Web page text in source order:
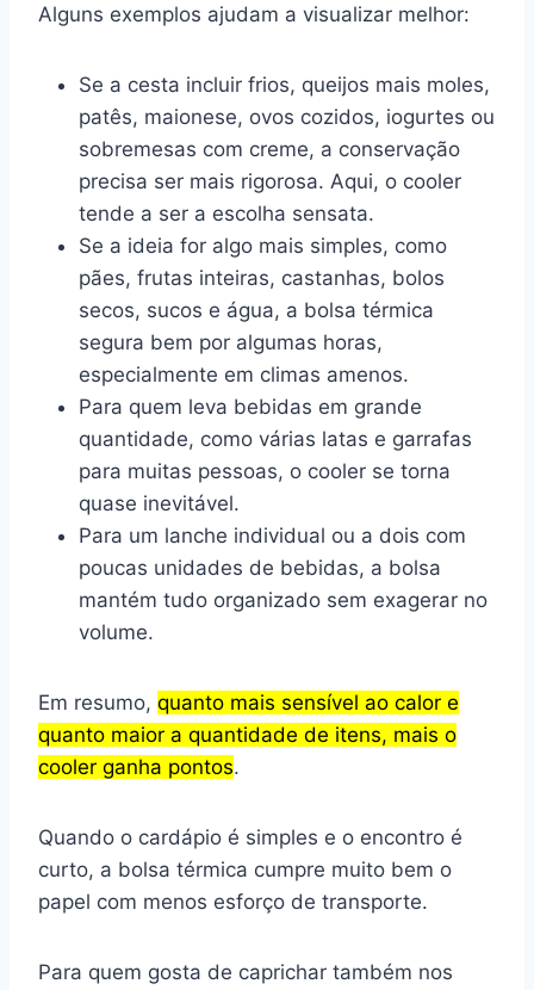
Alguns exemplos ajudam a visualizar melhor:
Se a cesta incluir frios, queijos mais moles,
patês, maionese, ovos cozidos, iogurtes ou
sobremesas com creme, a conservação
precisa ser mais rigorosa. Aqui, o cooler
tende a ser a escolha sensata.
Se a ideia for algo mais simples, como
pães, frutas inteiras, castanhas, bolos
secos, sucos e água, a bolsa térmica
segura bem por algumas horas,
especialmente em climas amenos.
Para quem leva bebidas em grande
quantidade, como várias latas e garrafas
para muitas pessoas, o cooler se torna
quase inevitável.
Para um lanche individual ou a dois com
poucas unidades de bebidas, a bolsa
mantém tudo organizado sem exagerar no
volume.
Em resumo, quanto mais sensível ao calor e
quanto maior a quantidade de itens, mais o
cooler ganha pontos.
Quando o cardápio é simples e o encontro é
curto, a bolsa térmica cumpre muito bem o
papel com menos esforço de transporte.
Para quem gosta de caprichar também nos